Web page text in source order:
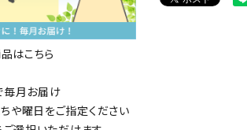
はこちら
月お届け
や曜日をご指定ください